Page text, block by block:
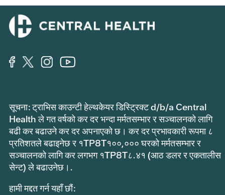
सूचना: ट्राभिस काउन्टी हेल्थकेयर डिस्ट्रिक्ट d/b/a Central
Health ले गत वर्षको कर दर भन्दा मर्मतसम्भार र सञ्चालनको लागि
बढी कर बढाउने कर दर अपनाएको छ। कर दर प्रभावकारी रूपमा ८
प्रतिशतले बढाइनेछ र १TP8T१००,००० घरको मर्मतसम्भार र
सञ्चालनको लागि कर लगभग १TP8T८.४१ (आठ डलर र एकतालीस
सेन्ट) ले बढाउनेछ।.
हामी मद्दत गर्न यहाँ छौं: